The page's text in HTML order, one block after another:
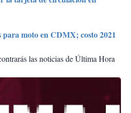
moto en CDMX; costo 2021
las noticias de Última Hora